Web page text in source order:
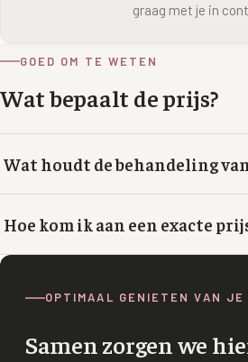
Hyperpigmentatie
Overmatig zweten
Kaalheid en haarverlies
Bekijk alle zones →
Plexr Soft Surgery
PRP-behandeling
XL Hair
Alle behandelingen →
graag met je in
GOED OM TE WETEN
Wat bepaalt de prijs?
Wat houdt de behandeling
Hoe kom ik aan een exacte
OPTIMAAL GENIETEN VAN
Samen zorgen we